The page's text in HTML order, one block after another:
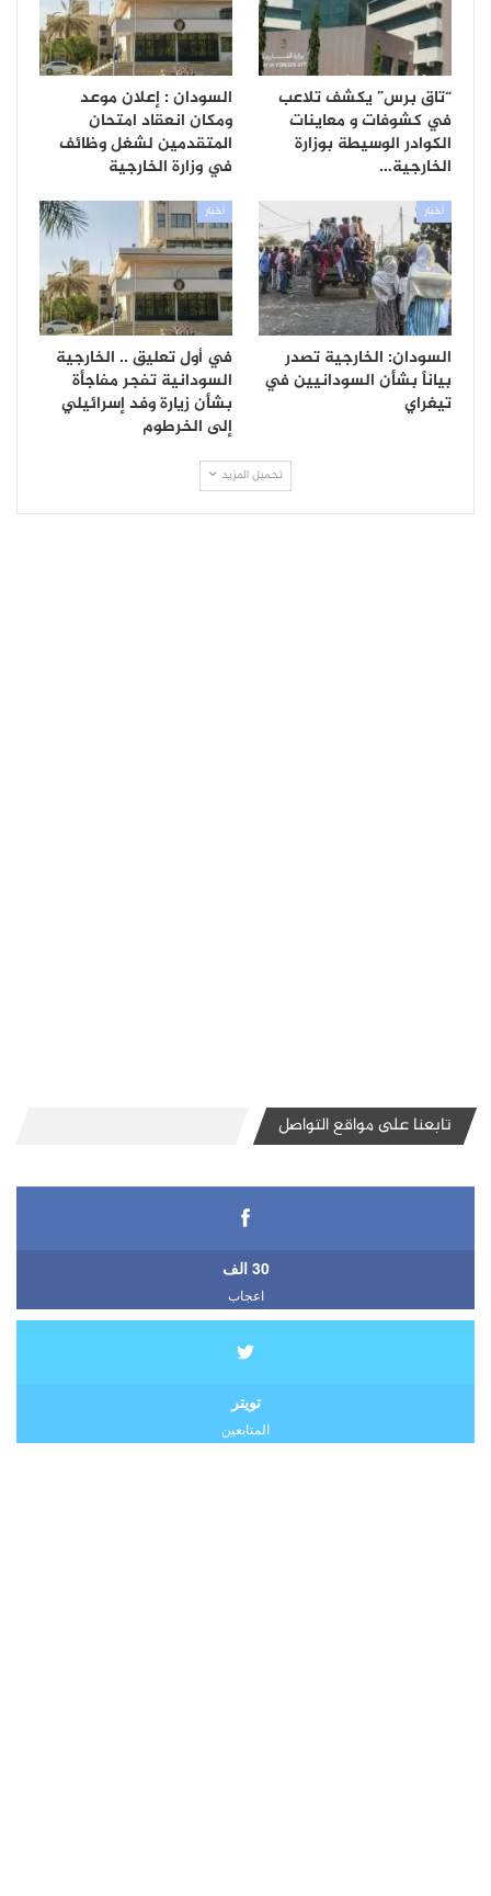
“تاق برس” يكشف تلاعب
في كشوفات و معاينات
الكوادر الوسيطة بوزارة
الخارجية…
السودان : إعلان موعد
ومكان انعقاد امتحان
المتقدمين لشغل وظائف
في وزارة الخارجية
أخبار
السودان: الخارجية تصدر
بياناً بشأن السودانيين في
تيغراي
أخبار
في أول تعليق .. الخارجية
السودانية تفجر مفاجأة
بشأن زيارة وفد إسرائيلي
إلى الخرطوم
تحميل المزيد
تابعنا على مواقع التواصل
30 الف
اعجاب
تويتر
المتابعين